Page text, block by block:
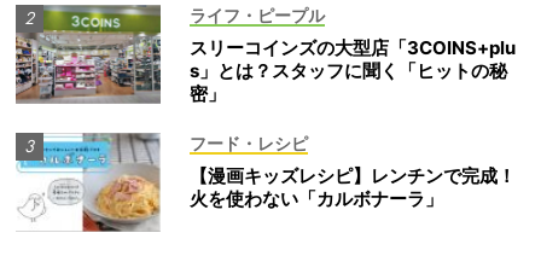
ライフ・ピープル
スリーコインズの大型店「3COINS+plu
s」とは？スタッフに聞く「ヒットの秘
密」
フード・レシピ
【漫画キッズレシピ】レンチンで完成！
火を使わない「カルボナーラ」